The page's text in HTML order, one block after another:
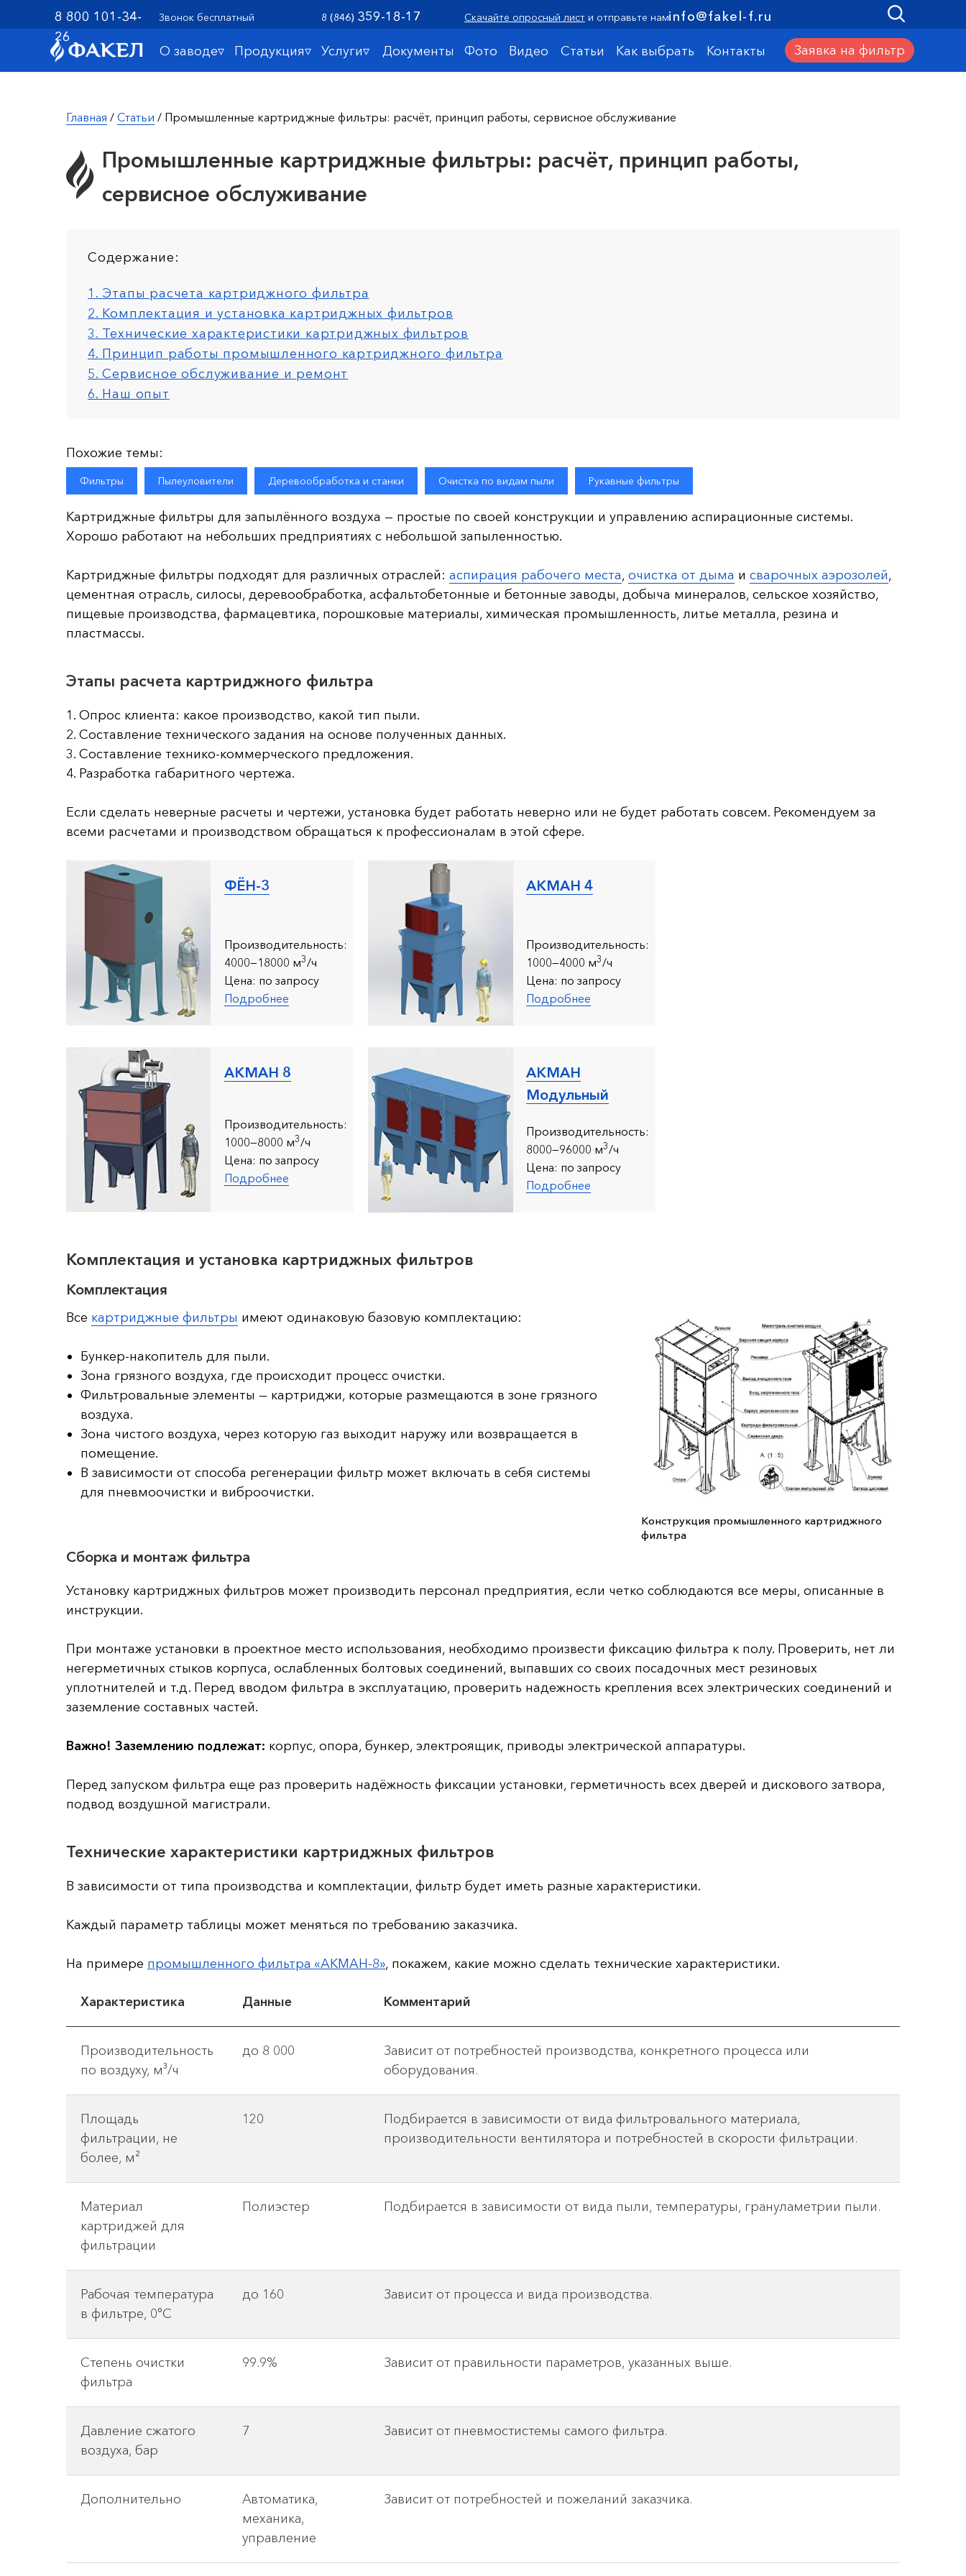
8 800 101-34-
26
Звонок бесплатный
О заводе▿ Продукция▿ Услуги▿ Документы Контакты Заявка на фильтр
Фото Видео Как выбрать
Статьи
Скачайте опросный лист и отправьте намinfo@fakel-f.ru
359-18-17
8 (846)
Главная / Статьи / Промышленные картриджные фильтры: расчёт, принцип работы, сервисное обслуживание
Промышленные картриджные фильтры: расчёт, принцип работы,
сервисное обслуживание
Содержание:
1. Этапы расчета картриджного фильтра
2. Комплектация и установка картриджных фильтров
3. Технические характеристики картриджных фильтров
4. Принцип работы промышленного картриджного фильтра
5. Сервисное обслуживание и ремонт
6. Наш опыт
Похожие темы:
Фильтры Пылеуловители Деревообработка и станки Очистка по видам пыли Рукавные фильтры
Картриджные фильтры для запылённого воздуха — простые по своей конструкции и управлению аспирационные системы.
Хорошо работают на небольших предприятиях с небольшой запыленностью.
Картриджные фильтры подходят для различных отраслей: аспирация рабочего места, очистка от дыма и сварочных аэрозолей,
цементная отрасль, силосы, деревообработка, асфальтобетонные и бетонные заводы, добыча минералов, сельское хозяйство,
пищевые производства, фармацевтика, порошковые материалы, химическая промышленность, литье металла, резина и
пластмассы.
Этапы расчета картриджного фильтра
1. Опрос клиента: какое производство, какой тип пыли.
2. Составление технического задания на основе полученных данных.
3. Составление технико-коммерческого предложения.
4. Разработка габаритного чертежа.
Если сделать неверные расчеты и чертежи, установка будет работать неверно или не будет работать совсем. Рекомендуем за
всеми расчетами и производством обращаться к профессионалам в этой сфере.
ФЁН-3
Производительность:
4000—18000 м3/ч
Цена: по запросу
Подробнее
АКМАН 4
Производительность:
1000—4000 м3/ч
Цена: по запросу
Подробнее
АКМАН 8
Производительность:
1000—8000 м3/ч
Цена: по запросу
Подробнее
АКМАН
Модульный
Производительность:
8000—96000 м3/ч
Цена: по запросу
Подробнее
Комплектация и установка картриджных фильтров
Комплектация
Все картриджные фильтры имеют одинаковую базовую комплектацию:
Бункер-накопитель для пыли.
Зона грязного воздуха, где происходит процесс очистки.
Фильтровальные элементы — картриджи, которые размещаются в зоне грязного
воздуха.
Зона чистого воздуха, через которую газ выходит наружу или возвращается в
помещение.
В зависимости от способа регенерации фильтр может включать в себя системы
для пневмоочистки и виброочистки.
Конструкция промышленного картриджного
фильтра
Сборка и монтаж фильтра
Установку картриджных фильтров может производить персонал предприятия, если четко соблюдаются все меры, описанные в
инструкции.
При монтаже установки в проектное место использования, необходимо произвести фиксацию фильтра к полу. Проверить, нет ли
негерметичных стыков корпуса, ослабленных болтовых соединений, выпавших со своих посадочных мест резиновых
уплотнителей и т.д. Перед вводом фильтра в эксплуатацию, проверить надежность крепления всех электрических соединений и
заземление составных частей.
Важно! Заземлению подлежат: корпус, опора, бункер, электроящик, приводы электрической аппаратуры.
Перед запуском фильтра еще раз проверить надёжность фиксации установки, герметичность всех дверей и дискового затвора,
подвод воздушной магистрали.
Технические характеристики картриджных фильтров
В зависимости от типа производства и комплектации, фильтр будет иметь разные характеристики.
Каждый параметр таблицы может меняться по требованию заказчика.
На примере промышленного фильтра «АКМАН-8», покажем, какие можно сделать технические характеристики.
Характеристика Данные Комментарий
Производительность
по воздуху, м³/ч
до 8 000
Зависит от потребностей производства, конкретного процесса или
оборудования.
Площадь
фильтрации, не
более, м²
120
Подбирается в зависимости от вида фильтровального материала,
производительности вентилятора и потребностей в скорости фильтрации.
Материал
картриджей для
фильтрации
Полиэстер Подбирается в зависимости от вида пыли, температуры, грануламетрии пыли.
Рабочая температура
в фильтре, 0°С
до 160 Зависит от процесса и вида производства.
Степень очистки
фильтра
99.9% Зависит от правильности параметров, указанных выше.
Давление сжатого
воздуха, бар
7 Зависит от пневмостистемы самого фильтра.
Дополнительно
Автоматика,
механика,
управление
Зависит от потребностей и пожеланий заказчика.